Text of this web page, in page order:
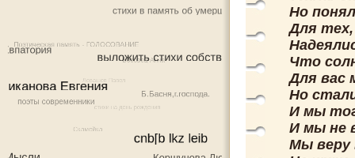
Но
Для
Что
Для вас
Но
И мы
И мы не
Мы веру